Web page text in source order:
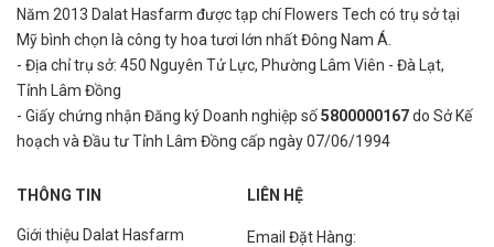
Năm 2013 Dalat Hasfarm được tạp chí Flowers Tech có trụ sở tại
Mỹ bình chọn là công ty hoa tươi lớn nhất Đông Nam Á.
- Địa chỉ trụ sở: 450 Nguyên Tử Lực, Phường Lâm Viên - Đà Lạt,
Tỉnh Lâm Đồng
- Giấy chứng nhận Đăng ký Doanh nghiệp số5800000167do Sở Kế
hoạch và Đầu tư Tỉnh Lâm Đồng cấp ngày 07/06/1994
THÔNG TIN
Giới thiệu Dalat Hasfarm
LIÊN HỆ
Email Đặt Hàng: